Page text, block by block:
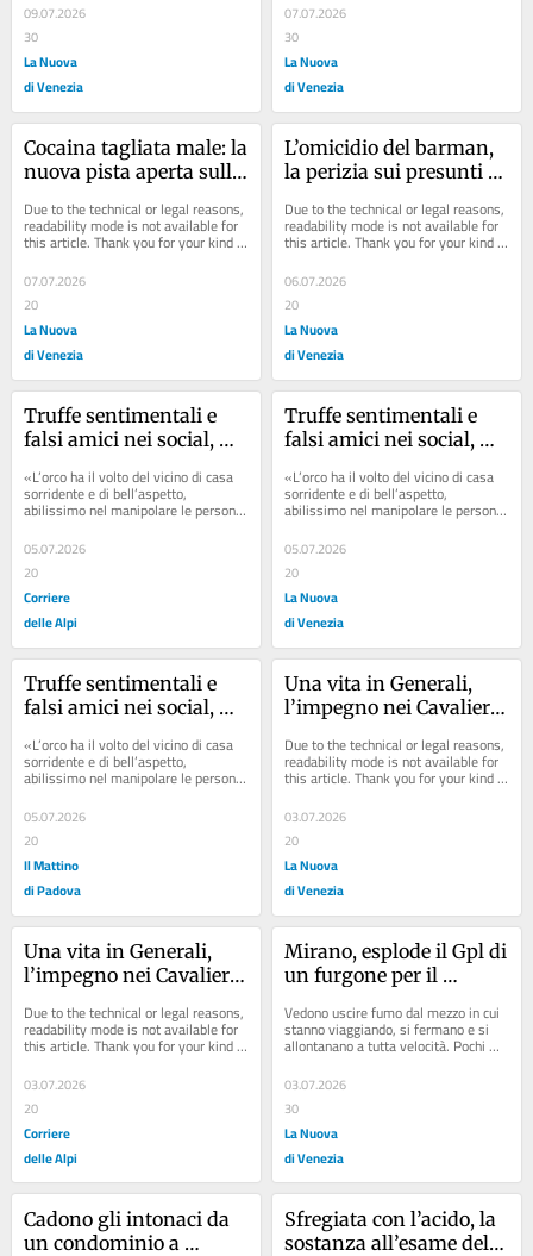
09.07.2026
30
La Nuova
di Venezia
07.07.2026
30
La Nuova
di Venezia
Cocaina tagliata male: la
nuova pista aperta sulla
Due to the technical or legal reasons,
readability mode is not available for
this article. Thank you for your kind
07.07.2026
20
La Nuova
di Venezia
L’omicidio del barman,
la perizia sui presunti
narcisista e Vescovo
sfruttatore»
Due to the technical or legal reasons,
readability mode is not available for
this article. Thank you for your kind
06.07.2026
20
La Nuova
di Venezia
Truffe sentimentali e
falsi amici nei social,
«Basta un clic per
rovinarsi la vita»
«L’orco ha il volto del vicino di casa
sorridente e di bell’aspetto,
abilissimo nel manipolare le persone
più fragili e insinuarsi nella loro...
05.07.2026
20
Corriere
delle Alpi
Truffe sentimentali e
falsi amici nei social,
«Basta un clic per
rovinarsi la vita»
«L’orco ha il volto del vicino di casa
sorridente e di bell’aspetto,
abilissimo nel manipolare le persone
più fragili e insinuarsi nella loro...
05.07.2026
20
La Nuova
di Venezia
Truffe sentimentali e
falsi amici nei social,
«Basta un clic per
rovinarsi la vita»
«L’orco ha il volto del vicino di casa
sorridente e di bell’aspetto,
abilissimo nel manipolare le persone
più fragili e insinuarsi nella loro...
05.07.2026
20
Il Mattino
di Padova
Una vita in Generali,
l’impegno nei Cavalieri
vittima dell’incidente in
galleria a Belluno
Due to the technical or legal reasons,
readability mode is not available for
this article. Thank you for your kind
03.07.2026
20
La Nuova
di Venezia
Una vita in Generali,
l’impegno nei Cavalieri
vittima dell’incidente
Due to the technical or legal reasons,
readability mode is not available for
this article. Thank you for your kind
03.07.2026
20
Corriere
delle Alpi
Mirano, esplode il Gpl di
un furgone per il
riescono a salvarsi
Vedono uscire fumo dal mezzo in cui
stanno viaggiando, si fermano e si
allontanano a tutta velocità. Pochi
di...
03.07.2026
30
La Nuova
di Venezia
Cadono gli intonaci da
un condominio a
Sfregiata con l’acido, la
sostanza all’esame del